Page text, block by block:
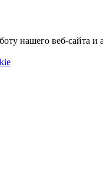
нашего веб-сайта и